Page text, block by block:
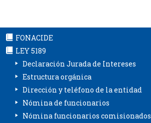
FONACIDE
LEY 5189
Declaración Jurada de Intereses
Estructura orgánica
Dirección y teléfono de la entidad
Nómina de funcionarios
Nómina funcionarios comisionados